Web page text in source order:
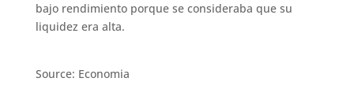
bajo rendimiento porque se consideraba que su
liquidez era alta.
Source: Economia